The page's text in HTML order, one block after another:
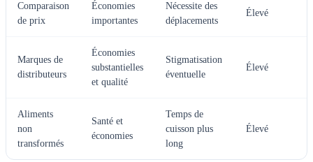
Comparaison
de prix
Économies
importantes
Nécessite des
déplacements
Élevé
Marques de
distributeurs
Économies
substantielles
et qualité
Stigmatisation
éventuelle
Élevé
Aliments
non
transformés
Santé et
économies
Temps de
cuisson plus
long
Élevé